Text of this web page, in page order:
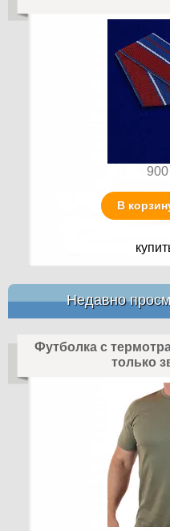
900
В
Недавно
Футболка с
только